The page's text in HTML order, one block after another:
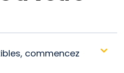
commencez